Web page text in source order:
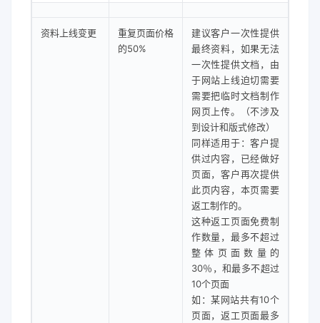
资料上线变更
重复页面价格
的50%
建议客户一次性提供
最终资料，如果无法
一次性提供文档，由
于网站上线迫切需要
需要把临时文档制作
网页上传。（不涉及
到设计和版式修改）
同样适用于：客户提
供过内容，已经做好
页面，客户再次提供
此页内容，本页需要
返工制作的。
这种返工页面免费制
作数量，最多不超过
整体页面数量的
30％，和最多不超过
10个页面
如：某网站共有10个
页面，返工页面最多